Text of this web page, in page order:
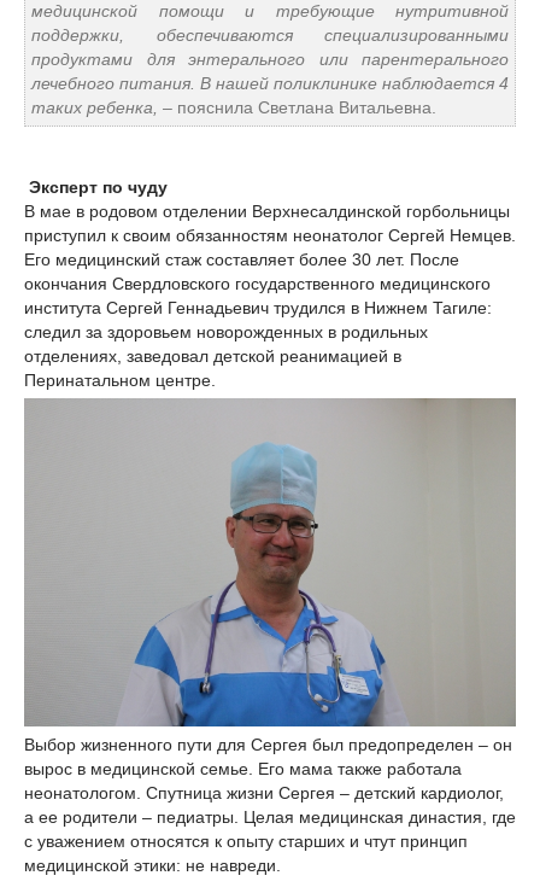
медицинской помощи и требующие нутритивной
поддержки, обеспечиваются специализированными
продуктами для энтерального или парентерального
лечебного питания. В нашей поликлинике наблюдается 4
таких ребенка, – пояснила Светлана Витальевна.
Эксперт по чуду
В мае в родовом отделении Верхнесалдинской горбольницы
приступил к своим обязанностям неонатолог Сергей Немцев.
Его медицинский стаж составляет более 30 лет. После
окончания Свердловского государственного медицинского
института Сергей Геннадьевич трудился в Нижнем Тагиле:
следил за здоровьем новорожденных в родильных
отделениях, заведовал детской реанимацией в
Перинатальном центре.
Выбор жизненного пути для Сергея был предопределен – он
вырос в медицинской семье. Его мама также работала
неонатологом. Спутница жизни Сергея – детский кардиолог,
а ее родители – педиатры. Целая медицинская династия, где
с уважением относятся к опыту старших и чтут принцип
медицинской этики: не навреди.